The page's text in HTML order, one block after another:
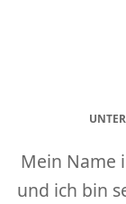
Mein Name
und ich bin